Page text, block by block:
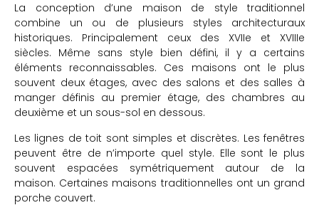
La conception d’une maison de style traditionnel
combine un ou de plusieurs styles architecturaux
historiques. Principalement ceux des XVIIe et XVIIIe
siècles. Même sans style bien défini, il y a certains
éléments reconnaissables. Ces maisons ont le plus
souvent deux étages, avec des salons et des salles à
manger définis au premier étage, des chambres au
deuxième et un sous-sol en dessous.
Les lignes de toit sont simples et discrètes. Les fenêtres
peuvent être de n’importe quel style. Elle sont le plus
souvent espacées symétriquement autour de la
maison. Certaines maisons traditionnelles ont un grand
porche couvert.